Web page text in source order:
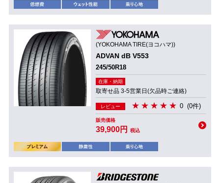
(YOKOHAMA TIRE(ヨコハマ))
ADVAN dB V553
245/50R18
在庫・納期
取寄せ品 3-5営業日(欠品時ご連絡)
レビュー 0 (0件)
販売価格
39,900円 税込